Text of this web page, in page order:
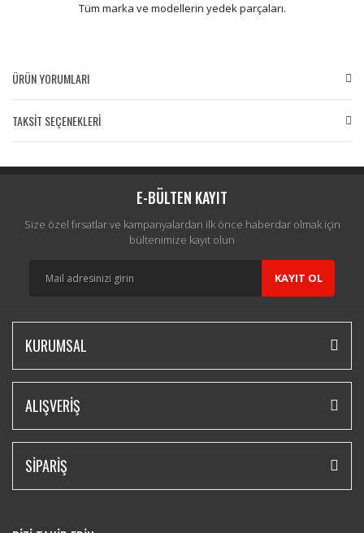
Tüm marka ve modellerin yedek parçaları.
ÜRÜN YORUMLARI
Yorum Yaz
TAKSİT SEÇENEKLERİ
E-BÜLTEN KAYIT
Size özel fırsatlar ve kampanyalardan ilk önce haberdar olmak için
bültenimize kayıt olun
KAYIT OL
KURUMSAL
ALIŞVERİŞ
SİPARİŞ